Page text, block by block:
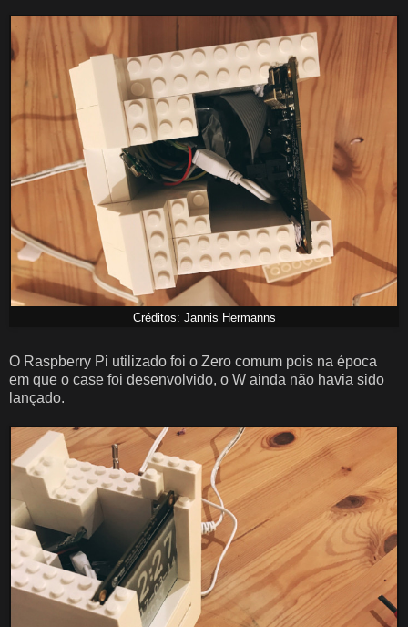
Créditos: Jannis Hermanns
O Raspberry Pi utilizado foi o Zero comum pois na época
em que o case foi desenvolvido, o W ainda não havia sido
lançado.